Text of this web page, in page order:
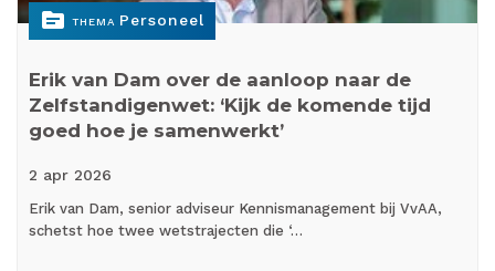
topic THEMA Personeel
Erik van Dam over de aanloop naar de
Zelfstandigenwet: ‘Kijk de komende tijd
goed hoe je samenwerkt’
2 apr 2026
Erik van Dam, senior adviseur Kennismanagement bij VvAA,
schetst hoe twee wetstrajecten die ‘…